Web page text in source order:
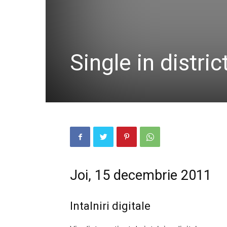
Single in
Joi, 15 decembrie 2011
Intalniri digitale